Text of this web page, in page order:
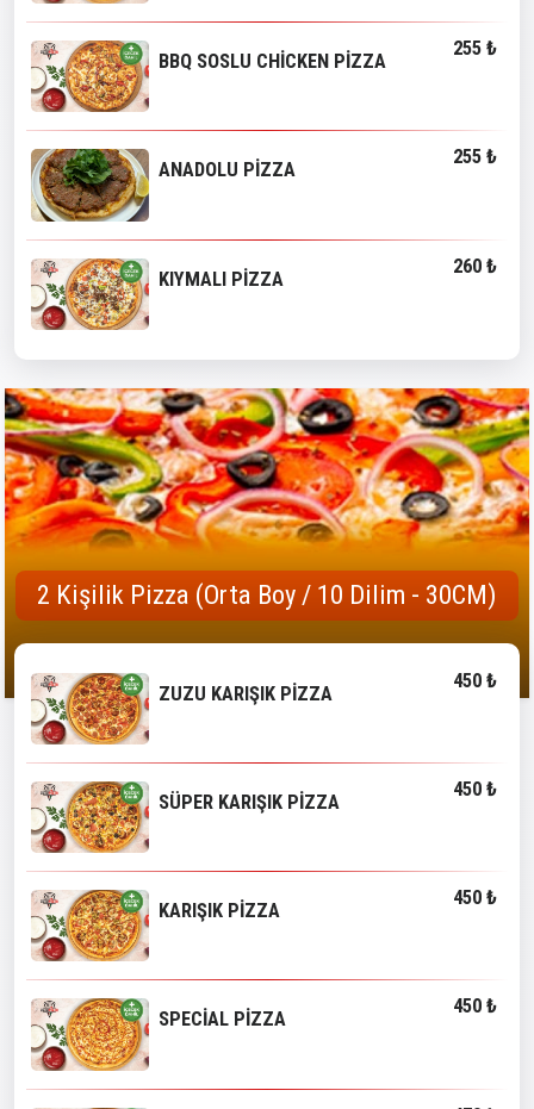
BBQ SOSLU CHİCKEN PİZZA
255 ₺
ANADOLU PİZZA
255 ₺
KIYMALI PİZZA
260 ₺
2 Kişilik Pizza (Orta Boy / 10 Dilim - 30CM)
ZUZU KARIŞIK PİZZA
450 ₺
SÜPER KARIŞIK PİZZA
450 ₺
KARIŞIK PİZZA
450 ₺
SPECİAL PİZZA
450 ₺